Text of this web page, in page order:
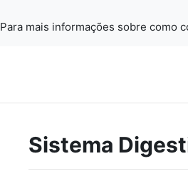
Para mais informações sobre como
Sistema